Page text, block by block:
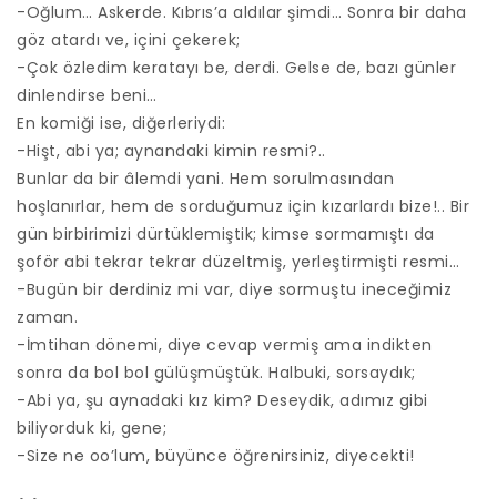
-Oğlum… Askerde. Kıbrıs’a aldılar şimdi… Sonra bir daha
göz atardı ve, içini çekerek;
-Çok özledim keratayı be, derdi. Gelse de, bazı günler
dinlendirse beni…
En komiği ise, diğerleriydi:
-Hişt, abi ya; aynandaki kimin resmi?..
Bunlar da bir âlemdi yani. Hem sorulmasından
hoşlanırlar, hem de sorduğumuz için kızarlardı bize!.. Bir
gün birbirimizi dürtüklemiştik; kimse sormamıştı da
şoför abi tekrar tekrar düzeltmiş, yerleştirmişti resmi…
-Bugün bir derdiniz mi var, diye sormuştu ineceğimiz
zaman.
-İmtihan dönemi, diye cevap vermiş ama indikten
sonra da bol bol gülüşmüştük. Halbuki, sorsaydık;
-Abi ya, şu aynadaki kız kim? Deseydik, adımız gibi
biliyorduk ki, gene;
-Size ne oo’lum, büyünce öğrenirsiniz, diyecekti!